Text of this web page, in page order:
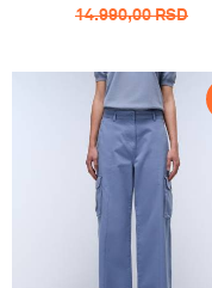
14.990,00RSD